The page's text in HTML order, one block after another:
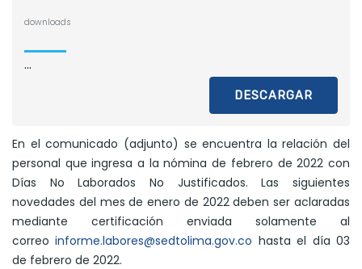
downloads
...
DESCARGAR
En el comunicado (adjunto) se encuentra la relación del
personal que ingresa a la nómina de febrero de 2022 con
Días No Laborados No Justificados. Las siguientes
novedades del mes de enero de 2022 deben ser aclaradas
mediante certificación enviada solamente al
correoinforme.labores@sedtolima.gov.co hasta el día 03
de febrero de 2022.